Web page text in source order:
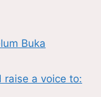
Buka
raise a voice to: